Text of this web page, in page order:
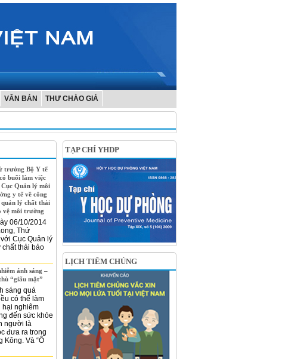
VĂN BẢN THƯ CHÀO GIÁ
trưởng Bộ Y tế
buổi làm việc
Quản lý môi
y tế về công
quản lý chất thải
vệ môi trường
06/10/2014
Thứ
Cục Quản lý
chất thải bảo
ánh sáng –
“giấu mặt”
sáng quá
có thể làm
hại nghiêm
đến sức khỏe
người là
đưa ra trong
Kông. Và “Ô
TẠP CHÍ YHDP
LỊCH TIÊM CHỦNG